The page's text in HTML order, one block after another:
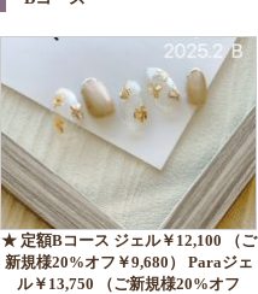
★ 定額Bコース ジェル￥12,100 （ご
新規様20%オフ￥9,680） Paraジェ
ル￥13,750 （ご新規様20%オフ